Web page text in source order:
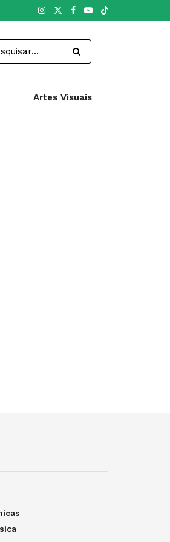
Artes Visuais